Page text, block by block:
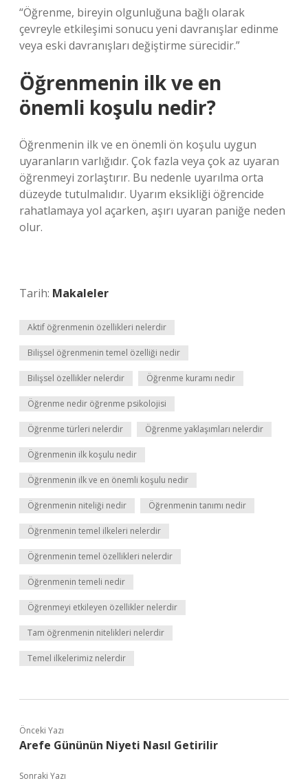
“Öğrenme, bireyin olgunluğuna bağlı olarak
çevreyle etkileşimi sonucu yeni davranışlar edinme
veya eski davranışları değiştirme sürecidir.”
Öğrenmenin ilk ve en
önemli koşulu nedir?
Öğrenmenin ilk ve en önemli ön koşulu uygun
uyaranların varlığıdır. Çok fazla veya çok az uyaran
öğrenmeyi zorlaştırır. Bu nedenle uyarılma orta
düzeyde tutulmalıdır. Uyarım eksikliği öğrencide
rahatlamaya yol açarken, aşırı uyaran paniğe neden
olur.
Tarih: Makaleler
Aktif öğrenmenin özellikleri nelerdir
Bilişsel öğrenmenin temel özelliği nedir
Bilişsel özellikler nelerdir Öğrenme kuramı nedir
Öğrenme nedir öğrenme psikolojisi
Öğrenme türleri nelerdir Öğrenme yaklaşımları nelerdir
Öğrenmenin ilk koşulu nedir
Öğrenmenin ilk ve en önemli koşulu nedir
Öğrenmenin niteliği nedir Öğrenmenin tanımı nedir
Öğrenmenin temel ilkeleri nelerdir
Öğrenmenin temel özellikleri nelerdir
Öğrenmenin temeli nedir
Öğrenmeyi etkileyen özellikler nelerdir
Tam öğrenmenin nitelikleri nelerdir
Temel ilkelerimiz nelerdir
Önceki Yazı
Arefe Gününün Niyeti Nasıl Getirilir
Sonraki Yazı